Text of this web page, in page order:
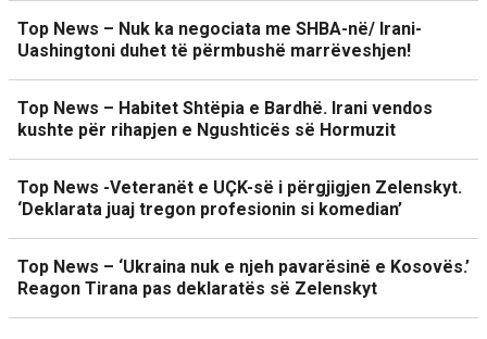
Top News – Nuk ka negociata me SHBA-në/ Irani-
Uashingtoni duhet të përmbushë marrëveshjen!
Top News – Habitet Shtëpia e Bardhë. Irani vendos
kushte për rihapjen e Ngushticës së Hormuzit
Top News -Veteranët e UÇK-së i përgjigjen Zelenskyt.
‘Deklarata juaj tregon profesionin si komedian’
Top News – ‘Ukraina nuk e njeh pavarësinë e Kosovës.’
Reagon Tirana pas deklaratës së Zelenskyt